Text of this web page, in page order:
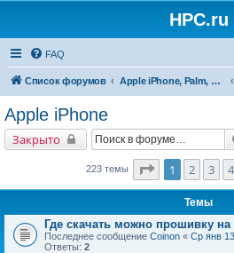
HPC.ru
FAQ
Список форумов Apple iPhone, Palm, Symbian, Linux и прочие
Apple iPhone
Закрыто
223 темы Страница1 из
1 2 3 4
Темы
Где скачать можно прошивку на
Последнее сообщение Coinon « Ср янв
Ответы: 2